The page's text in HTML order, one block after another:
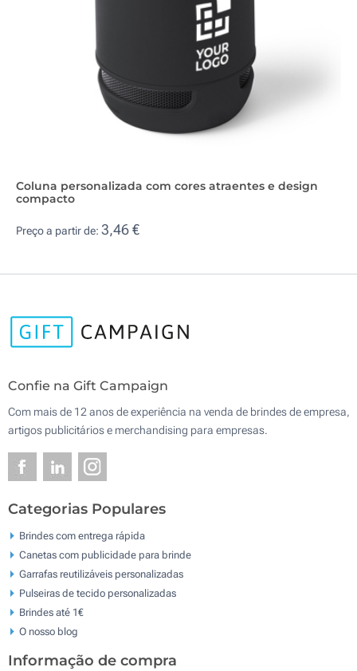
Coluna personalizada com cores atraentes e design
compacto
Preço a partir de: 3,46 €
Confie na Gift Campaign
Com mais de 12 anos de experiência na venda de brindes de empresa,
artigos publicitários e merchandising para empresas.
Categorias Populares
Brindes com entrega rápida
Canetas com publicidade para brinde
Garrafas reutilizáveis personalizadas
Pulseiras de tecido personalizadas
Brindes até 1€
O nosso blog
Informação de compra